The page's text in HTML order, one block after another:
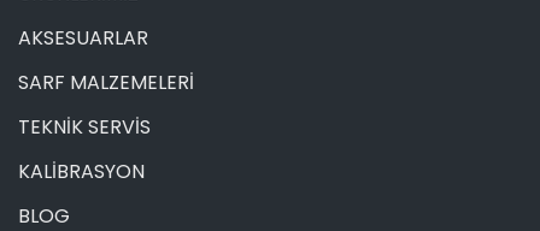
AKSESUARLAR
SARF MALZEMELERİ
TEKNİK SERVİS
KALİBRASYON
BLOG